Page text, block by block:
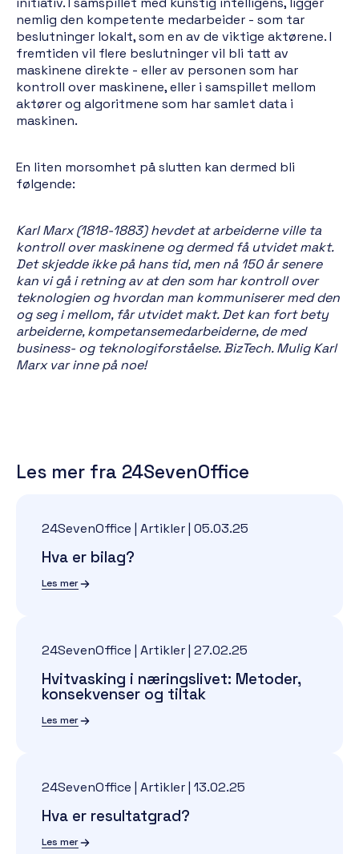
nemlig den kompetente medarbeider - som tar
beslutninger lokalt, som en av de viktige aktørene. I
fremtiden vil flere beslutninger vil bli tatt av
maskinene direkte - eller av personen som har
kontroll over maskinene, eller i samspillet mellom
aktører og algoritmene som har samlet data i
maskinen.
En liten morsomhet på slutten kan dermed bli
følgende:
Karl Marx (1818-1883) hevdet at arbeiderne ville ta
kontroll over maskinene og dermed få utvidet makt.
Det skjedde ikke på hans tid, men nå 150 år senere
kan vi gå i retning av at den som har kontroll over
teknologien og hvordan man kommuniserer med den
og seg i mellom, får utvidet makt. Det kan fort bety
arbeiderne, kompetansemedarbeiderne, de med
business- og teknologiforståelse. BizTech. Mulig Karl
Marx var inne på noe!
Les mer fra 24SevenOffice
24SevenOffice | Artikler| 05.03.25
Hva er bilag?
Les mer
24SevenOffice | Artikler| 27.02.25
Hvitvasking i næringslivet: Metoder,
konsekvenser og tiltak
Les mer
24SevenOffice | Artikler| 13.02.25
Hva er resultatgrad?
Les mer